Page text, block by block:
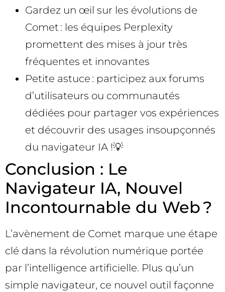
Gardez un œil sur les évolutions de
Comet : les équipes Perplexity
promettent des mises à jour très
fréquentes et innovantes
Petite astuce : participez aux forums
d’utilisateurs ou communautés
dédiées pour partager vos expériences
et découvrir des usages insoupçonnés
du navigateur IA !💡
Conclusion : Le
Navigateur IA, Nouvel
Incontournable du Web ?
L’avènement de Comet marque une étape
clé dans la révolution numérique portée
par l’intelligence artificielle. Plus qu’un
simple navigateur, ce nouvel outil façonne